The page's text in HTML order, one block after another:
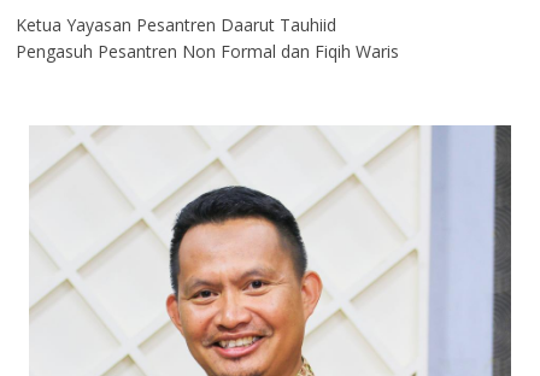
Ketua Yayasan Pesantren Daarut Tauhiid
Pengasuh Pesantren Non Formal dan Fiqih Waris